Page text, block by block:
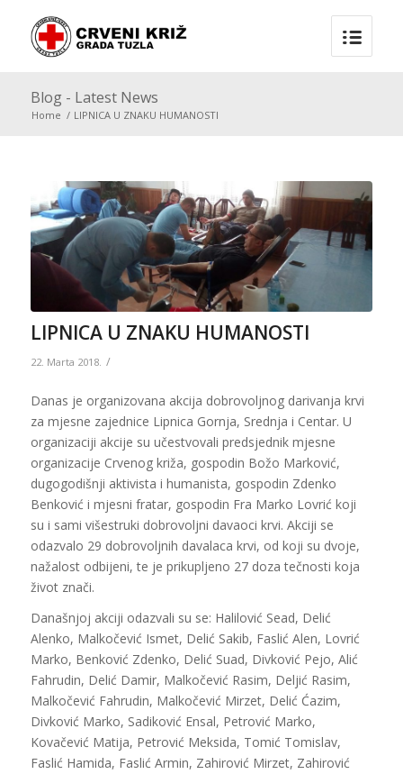
Blog - Latest News
Home / LIPNICA U ZNAKU HUMANOSTI
LIPNICA U ZNAKU HUMANOSTI
22. Marta 2018. /
Danas je organizovana akcija dobrovoljnog darivanja krvi
za mjesne zajednice Lipnica Gornja, Srednja i Centar. U
organizaciji akcije su učestvovali predsjednik mjesne
organizacije Crvenog križa, gospodin Božo Marković,
dugogodišnji aktivista i humanista, gospodin Zdenko
Benković i mjesni fratar, gospodin Fra Marko Lovrić koji
su i sami višestruki dobrovoljni davaoci krvi. Akciji se
odazvalo 29 dobrovoljnih davalaca krvi, od koji su dvoje,
nažalost odbijeni, te je prikupljeno 27 doza tečnosti koja
život znači.
Današnjoj akciji odazvali su se: Halilović Sead, Delić
Alenko, Malkočević Ismet, Delić Sakib, Faslić Alen, Lovrić
Marko, Benković Zdenko, Delić Suad, Divković Pejo, Alić
Fahrudin, Delić Damir, Malkočević Rasim, Deljić Rasim,
Malkočević Fahrudin, Malkočević Mirzet, Delić Ćazim,
Divković Marko, Sadiković Ensal, Petrović Marko,
Kovačević Matija, Petrović Meksida, Tomić Tomislav,
Faslić Hamida, Faslić Armin, Zahirović Mirzet, Zahirović